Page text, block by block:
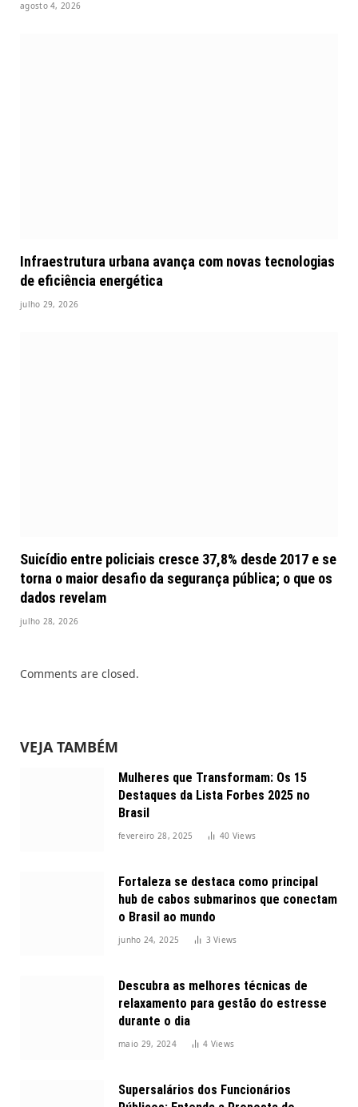
agosto 4, 2026
Infraestrutura urbana avança com novas tecnologias
de eficiência energética
julho 29, 2026
Suicídio entre policiais cresce 37,8% desde 2017 e se
torna o maior desafio da segurança pública; o que os
dados revelam
julho 28, 2026
Comments are closed.
VEJA TAMBÉM
Mulheres que Transformam: Os 15
Destaques da Lista Forbes 2025 no
Brasil
fevereiro 28, 2025 40 Views
Fortaleza se destaca como principal
hub de cabos submarinos que conectam
o Brasil ao mundo
junho 24, 2025 3Views
Descubra as melhores técnicas de
relaxamento para gestão do estresse
durante o dia
maio 29, 2024 4 Views
Supersalários dos Funcionários